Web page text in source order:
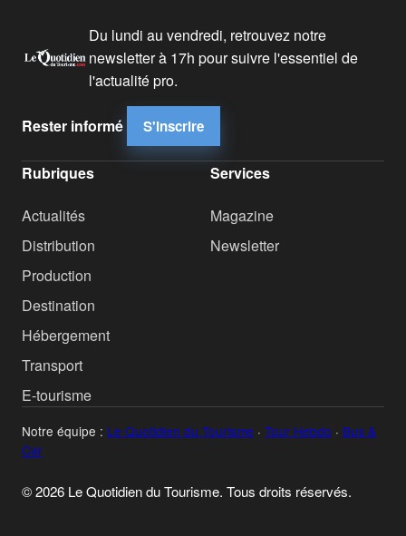
Du lundi au vendredi, retrouvez notre
newsletter à 17h pour suivre l'essentiel de
l'actualité pro.
Rester informé S'inscrire
Rubriques
Actualités
Distribution
Production
Destination
Hébergement
Transport
E-tourisme
Services
Magazine
Newsletter
Notre équipe : Le Quotidien du Tourisme · Tour Hebdo · Bus &
Car
© 2026 Le Quotidien du Tourisme. Tous droits réservés.